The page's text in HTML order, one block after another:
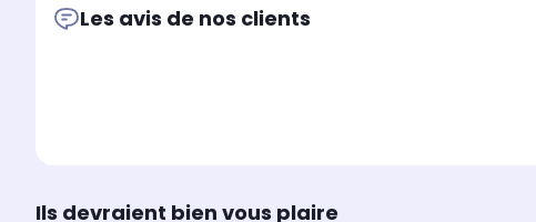
Les avis de nos clients
Ils devraient bien vous plaire